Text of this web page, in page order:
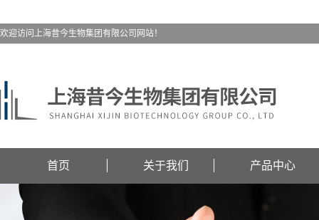
欢迎访问上海昔今生物集团有限公司网站！
首页 关于我们 产品中心